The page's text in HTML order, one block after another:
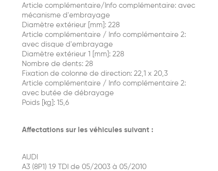
Article complémentaire/Info complémentaire: avec
mécanisme d'embrayage
Diamètre extérieur [mm]: 228
Article complémentaire / Info complémentaire 2:
avec disque d'embrayage
Diamètre extérieur 1 [mm]: 228
Nombre de dents: 28
Fixation de colonne de direction: 22,1 x 20,3
Article complémentaire / Info complémentaire 2:
avec butée de débrayage
Poids [kg]: 15,6
Affectations sur les véhicules suivant :
AUDI
A3 (8P1) 1.9 TDI de 05/2003 à 05/2010